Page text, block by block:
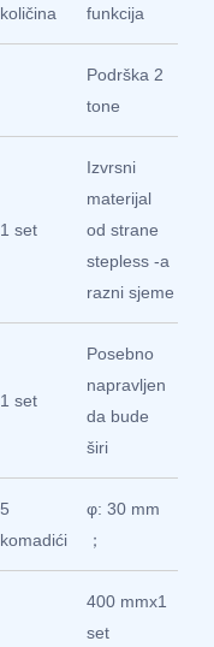
količina funkcija
Podrška 2
tone
1 set
Izvrsni
materijal
od strane
stepless -a
razni sjeme
1 set
Posebno
napravljen
da bude
širi
5
komadići
φ: 30 mm
；
400 mmx1
set